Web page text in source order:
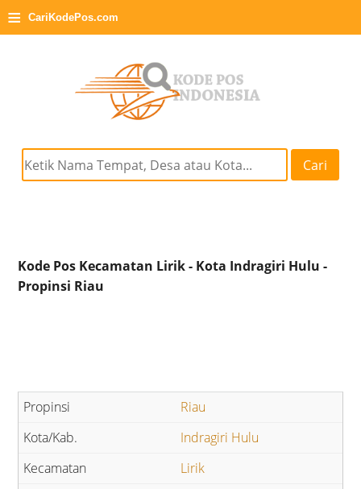
≡ CariKodePos.com
Cari
Kode Pos Kecamatan Lirik - Kota Indragiri Hulu -
Propinsi Riau
Riau
Indragiri Hulu
Lirik